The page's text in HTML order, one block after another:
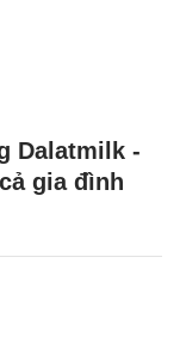
Dalatmilk -
gia đình